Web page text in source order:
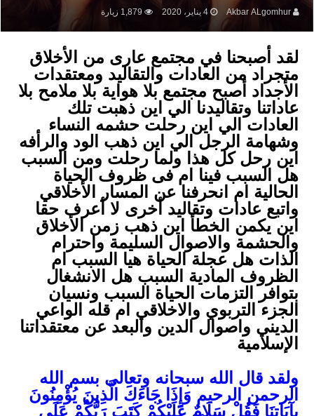
Akbar ALgomhur 4 يناير، 2020 1,879 زيارة
لقد أصبحنا في مجتمع عارى من الأخلاق
متجراد من العادات والتقاليد ومعتقدات
الأجداد أصبح مجتمع بلا هواية بلا ملامح بلا
عاداتنا وتقاليدنا الي اين ذهبت تلك
العادات الي اين رحلت حشمه النساء
وشهامة الرجل الي اين ذهب الود والرأفه
اين رحل كل هذا ولما رحلت ومن السبب
هل السبب فينا ام فى ظروف الحياة
الحالية ام انحرفنا عن المسار الأخلاقي
واتبع عادات وتقاليد أخرى لا أعرف حقا
اين يكمن الخطأ اين ذهب زمن الأخلاق
والحشمة والاصوال السليمة واحترام
الذات هل عجلة الحياة هيا السبب ام
الظروف المادية السبب هل الانشغال
بتوافر التزمات الحياة السبب ونسيان
الجزء التربوي والاخلاقي ام قله الواعي
الديني واصوال الدين والبعد عن معتقداتنا
الإسلامية
ولقد قال الله سبحانه وتعالى بسم الله
الرحمن الرحيم وَإِذَا جَاءَكَ الَّذِينَ يُؤْمِنُونَ
بِآيَاتِنَا فَقُلْ سَلَامٌ عَلَيْكُمْ كَتَبَ رَبُّكُمْ عَلَى